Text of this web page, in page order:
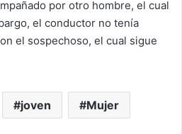
por otro hombre, el cual
el conductor no tenía
el sospechoso, el cual sigue
joven Mujer